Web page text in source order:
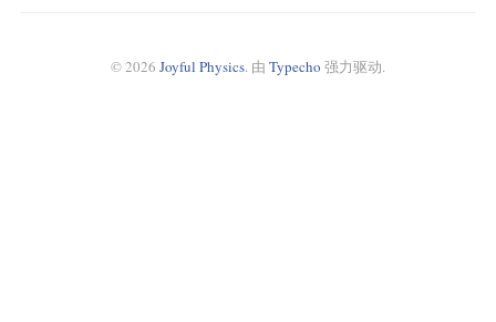
© 2026 Joyful Physics. 由 Typecho 强力驱动.